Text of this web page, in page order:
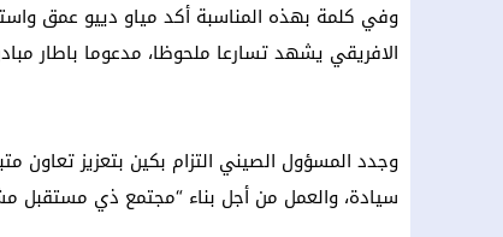
وفي كلمة بهذه المناسبة أكد مياو دييو عمق
الافريقي يشهد تسارعا ملحوظا، مدعوما باطار
وجدد المسؤول الصيني التزام بكين بتعزيز تعاون
سيادة، والعمل من أجل بناء “مجتمع ذي مستقبل